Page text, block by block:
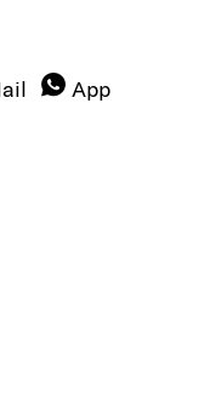
App